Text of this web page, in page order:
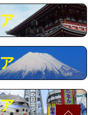
11,000円~
55,000円
66,000円
27,500円
38,500円
27,500円